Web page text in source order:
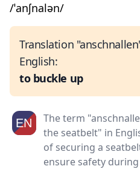
/ˈanʃnalən/
Translation
English:
to buckle up
The term
the seatbelt" in
of securing a
ensure safety